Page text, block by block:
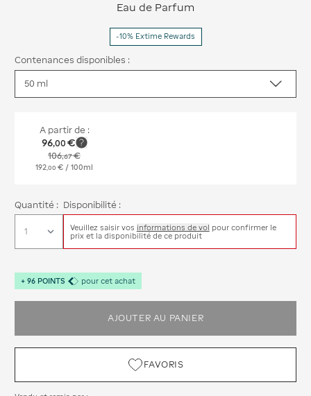
Eau de Parfum
-10% Extime Rewards
Contenances disponibles :
A partir de :
96,00 €
106,67€
192 00 € / 100ml
Quantité : Disponibilité :
Veuillez saisir vos informations de vol pour confirmer le
prix et la disponibilité de ce produit
+ 96 POINTS pour cet achat
AJOUTER AU PANIER
FAVORIS